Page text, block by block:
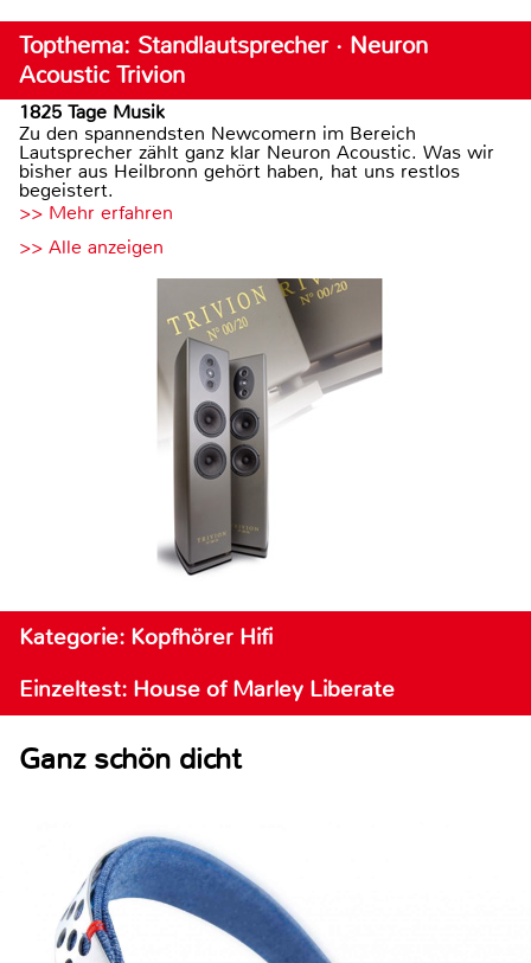
Topthema: Standlautsprecher · Neuron
Acoustic Trivion
1825 Tage Musik
Zu den spannendsten Newcomern im Bereich
Lautsprecher zählt ganz klar Neuron Acoustic. Was wir
bisher aus Heilbronn gehört haben, hat uns restlos
begeistert.
>> Mehr erfahren
>> Alle anzeigen
Kategorie: Kopfhörer Hifi
Einzeltest: House of Marley Liberate
Ganz schön dicht